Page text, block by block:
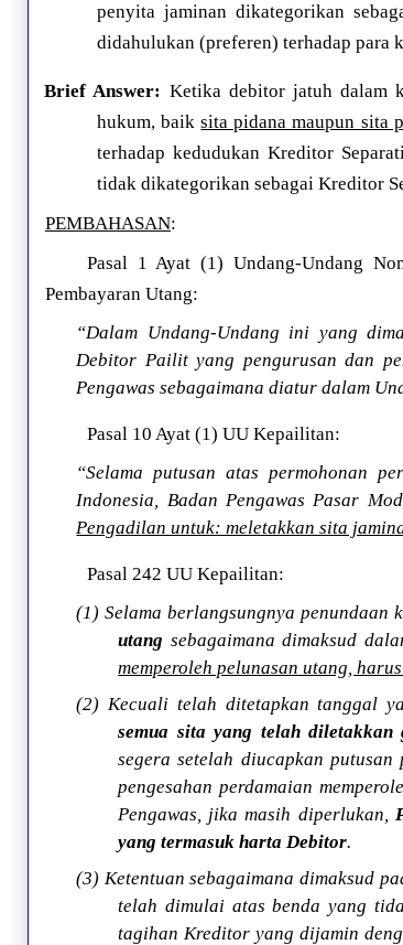
penyita jaminan dikategorikan
didahulukan (preferen) terhadap para
Brief Answer: Ketika debitor jatuh dalam
hukum, baiksita pidana maupun sita
terhadap kedudukan Kreditor
tidak dikategorikan sebagai Kreditor
PEMBAHASAN:
Pasal 1 Ayat (1) Undang-Undang
Pembayaran Utang:
“Dalam Undang-Undang ini yang
Debitor Pailit yang pengurusan dan
Pengawas sebagaimana diatur dalam
Pasal 10 Ayat (1) UU Kepailitan:
“Selama putusan atas permohonan
Indonesia, Badan Pengawas Pasar
Pengadilan untuk: meletakkan sita
Pasal 242 UU Kepailitan:
(1) Selama berlangsungnya
utang sebagaimana dimaksud
memperoleh pelunasan utang,
(2) Kecuali telah ditetapkan tanggal
semua sita yang telah diletakkan
segera setelah diucapkan
pengesahan perdamaian
Pengawas, jika masih diperlukan,
yang termasuk harta Debitor.
(3) Ketentuan sebagaimana dimaksud
telah dimulai atas benda yang
tagihan Kreditor yang dijamin